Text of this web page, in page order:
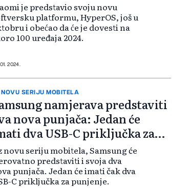
je predstavio svoju novu
platformu, HyperOS, još u
i obećao da će je dovesti na
100 uređaja 2024.
2024.
NOVU SERIJU MOBITELA
namjerava predstaviti
nova punjača: Jedan će
dva USB-C priključka za
novu seriju mobitela, Samsung će
predstaviti i svoja dva
punjača. Jedan će imati čak dva
C priključka za punjenje.